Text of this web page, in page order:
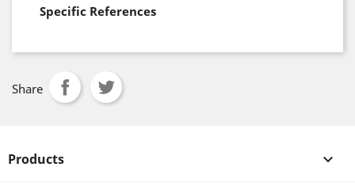
Specific References
Share
Products 